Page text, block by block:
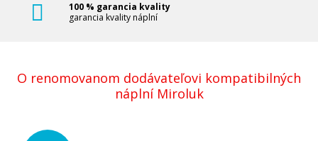
100 % garancia kvality
garancia kvality náplní
O renomovanom dodávateľovi kompatibilných
náplní Miroluk